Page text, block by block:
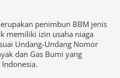
penimbun BBM jenis
memiliki izin usaha niaga
Undang-Undang Nomor
dan Gas Bumi yang